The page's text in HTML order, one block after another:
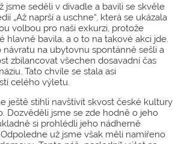
jsme seděli v divadle a bavili se skvěle
„Až naprší a uschne“, která se ukázala
volbou pro naši exkurzi, protože
hlavně bavila, a o to na takové akci jde.
návratu na ubytovnu spontánně sešli a
zbilancovat všechen dosavadní čas
Tato chvíle se stala asi
celého výletu.
ještě stihli navštívit skvost české kultury
Dozvěděli jsme se zde hodně o jeho
si prohlédli jeho nádherně
už jsme však měli namířeno